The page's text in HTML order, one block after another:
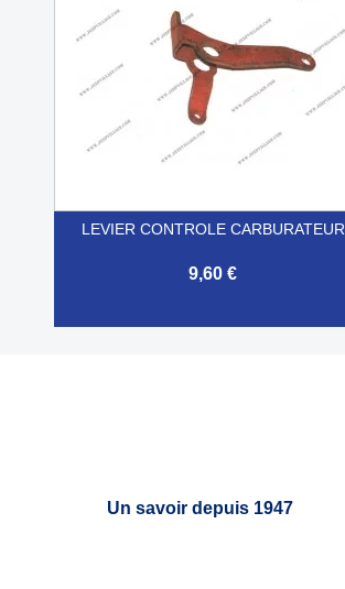
LEVIER CONTROLE CARBURATEUR
9,60 €
Un savoir depuis 1947